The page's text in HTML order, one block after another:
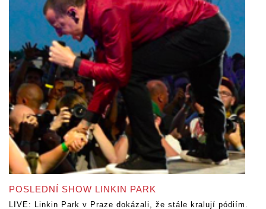
POSLEDNÍ SHOW LINKIN PARK
LIVE: Linkin Park v Praze dokázali, že stále kralují pódiím.